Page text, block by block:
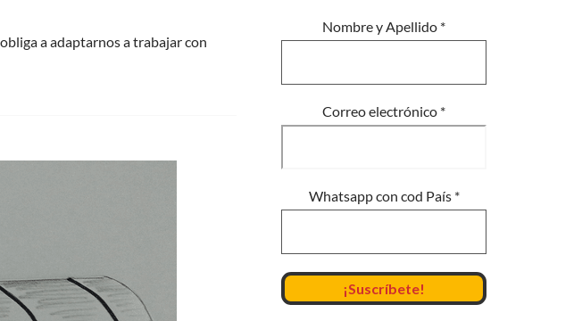
a adaptarnos a trabajar con
Nombre y Apellido *
Correo electrónico *
Whatsapp con cod País *